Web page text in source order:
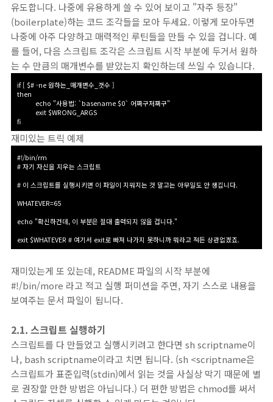
유도합니다. 나중에 유용하게 쓸 수 있어 보이고 "자주 등장"
(boilerplate)하는 코드 조각들을 모아 두세요. 이렇게 모아두면
나중에 아주 다양하고 매력적인 루틴들을 만들 수 있을 겁니다. 예
를 들어, 다음 스크립트 조각은 스크립트 시작 부분에 두거서 원하
는 수 만큼의 매개변수를 받았는지 확인하는데 쓰일 수 있습니다.
if [ $# -ne 원하는_매개변수_갯수 ]
then
echo "사용법: `basename $0` 어쩌구저쩌구"
exit $WRONG_ARGS
fi
재미있는 트릭 예제
#!/bin/rm
# 자기 자신을 지우는 스크립트
# 이 스크립트를 실행시키면 이 파일이 지워지는 것 말고는 아무일도 안 생깁니다.
WHATEVER=65
echo "확신하건데, 이 부분은 절대 출력되지 않을 겁니다."
exit $WHATEVER # 여기서 exit로 빠져 나가지 못하니까 뭐라고 적든 상관없겠죠.
재미있는게 또 있는데, README 파일의 시작 부분에
#!/bin/more 라고 적고 실행 퍼미션을 주면, 자기 스스로 내용을
보여주는 문서 파일이 됩니다.
2.1. 스크립트 실행하기
스크립트를 다 만들었고 실행시키려고 한다면 sh scriptname이
나, bash scriptname이라고 치면 됩니다. (sh <scriptname은
스크립트가 표준입력(stdin)에서 읽는 것을 사실상 막기 때문에 별
로 권장할 만한 방법은 아닙니다.) 더 편한 방법은 chmod를 써서